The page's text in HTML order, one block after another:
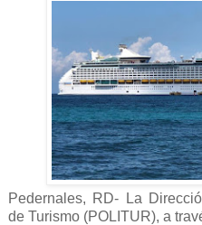
Pedernales, RD- La
de Turismo (POLITUR), a